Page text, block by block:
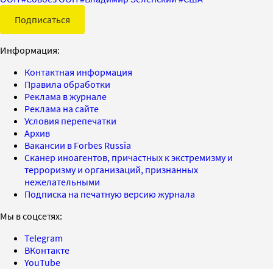
Подписаться
Информация:
Контактная информация
Правила обработки
Реклама в журнале
Реклама на сайте
Условия перепечатки
Архив
Вакансии в Forbes Russia
Сканер иноагентов, причастных к экстремизму и
терроризму и организаций, признанных
нежелательными
Подписка на печатную версию журнала
Мы в соцсетях:
Telegram
ВКонтакте
YouTube